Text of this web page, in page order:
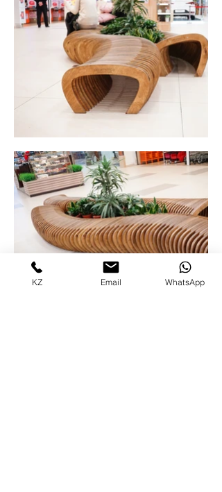
KZ Email WhatsApp